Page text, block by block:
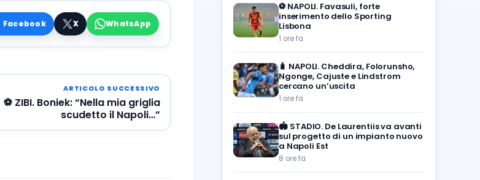
Facebook X WhatsApp
ARTICOLO SUCCESSIVO
⚽ ZIBI. Boniek: “Nella mia griglia
scudetto il Napoli…”
⚽️ NAPOLI. Favasuli, forte
inserimento dello Sporting
Lisbona
1 ore fa
🧳 NAPOLI. Cheddira, Folorunsho,
Ngonge, Cajuste e Lindstrom
cercano un’uscita
1 ore fa
🏟️ STADIO. De Laurentiis va avanti
sul progetto di un impianto nuovo
a Napoli Est
8 ore fa